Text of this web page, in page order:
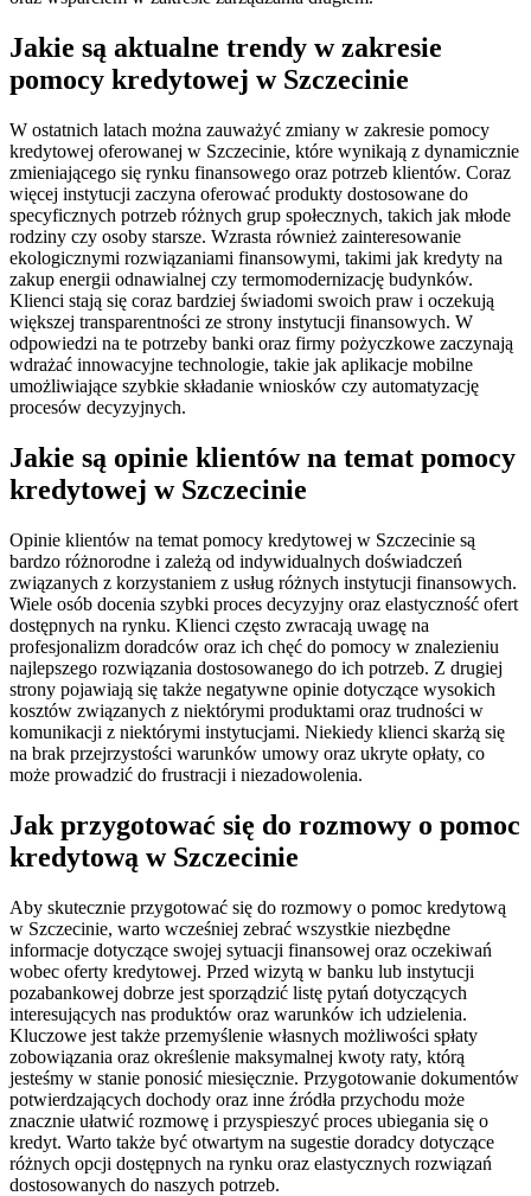
Jakie są aktualne trendy w zakresie
pomocy kredytowej w Szczecinie
W ostatnich latach można zauważyć zmiany w zakresie pomocy
kredytowej oferowanej w Szczecinie, które wynikają z dynamicznie
zmieniającego się rynku finansowego oraz potrzeb klientów. Coraz
więcej instytucji zaczyna oferować produkty dostosowane do
specyficznych potrzeb różnych grup społecznych, takich jak młode
rodziny czy osoby starsze. Wzrasta również zainteresowanie
ekologicznymi rozwiązaniami finansowymi, takimi jak kredyty na
zakup energii odnawialnej czy termomodernizację budynków.
Klienci stają się coraz bardziej świadomi swoich praw i oczekują
większej transparentności ze strony instytucji finansowych. W
odpowiedzi na te potrzeby banki oraz firmy pożyczkowe zaczynają
wdrażać innowacyjne technologie, takie jak aplikacje mobilne
umożliwiające szybkie składanie wniosków czy automatyzację
procesów decyzyjnych.
Jakie są opinie klientów na temat pomocy
kredytowej w Szczecinie
Opinie klientów na temat pomocy kredytowej w Szczecinie są
bardzo różnorodne i zależą od indywidualnych doświadczeń
związanych z korzystaniem z usług różnych instytucji finansowych.
Wiele osób docenia szybki proces decyzyjny oraz elastyczność ofert
dostępnych na rynku. Klienci często zwracają uwagę na
profesjonalizm doradców oraz ich chęć do pomocy w znalezieniu
najlepszego rozwiązania dostosowanego do ich potrzeb. Z drugiej
strony pojawiają się także negatywne opinie dotyczące wysokich
kosztów związanych z niektórymi produktami oraz trudności w
komunikacji z niektórymi instytucjami. Niekiedy klienci skarżą się
na brak przejrzystości warunków umowy oraz ukryte opłaty, co
może prowadzić do frustracji i niezadowolenia.
Jak przygotować się do rozmowy o pomoc
kredytową w Szczecinie
Aby skutecznie przygotować się do rozmowy o pomoc kredytową
w Szczecinie, warto wcześniej zebrać wszystkie niezbędne
informacje dotyczące swojej sytuacji finansowej oraz oczekiwań
wobec oferty kredytowej. Przed wizytą w banku lub instytucji
pozabankowej dobrze jest sporządzić listę pytań dotyczących
interesujących nas produktów oraz warunków ich udzielenia.
Kluczowe jest także przemyślenie własnych możliwości spłaty
zobowiązania oraz określenie maksymalnej kwoty raty, którą
jesteśmy w stanie ponosić miesięcznie. Przygotowanie dokumentów
potwierdzających dochody oraz inne źródła przychodu może
znacznie ułatwić rozmowę i przyspieszyć proces ubiegania się o
kredyt. Warto także być otwartym na sugestie doradcy dotyczące
różnych opcji dostępnych na rynku oraz elastycznych rozwiązań
dostosowanych do naszych potrzeb.